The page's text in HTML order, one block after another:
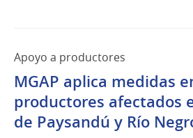
Apoyo a productores
MGAP aplica medidas
productores afectados
de Paysandú y Río